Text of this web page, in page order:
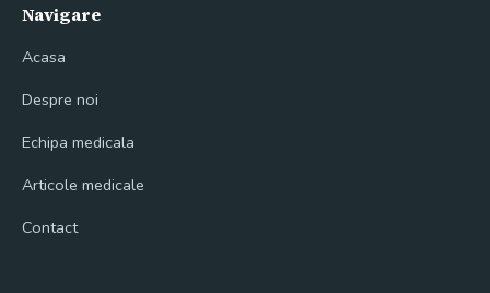
Navigare
Acasa
Despre noi
Echipa medicala
Articole medicale
Contact